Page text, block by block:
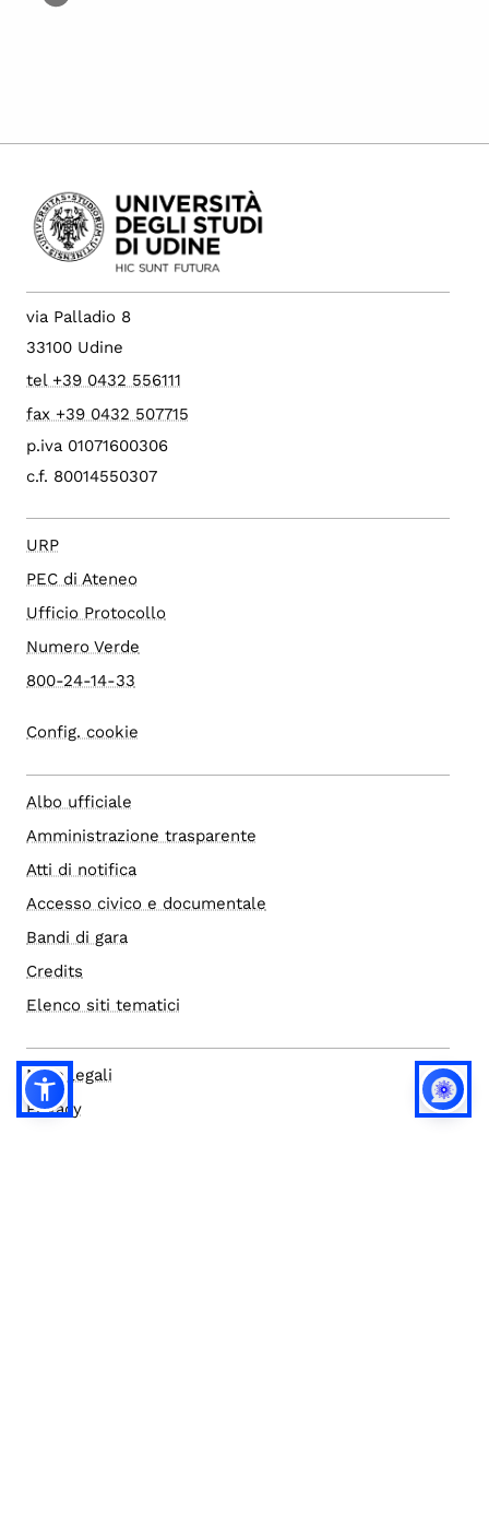
via Palladio 8
33100 Udine
tel +39 0432 556111
fax +39 0432 507715
p.iva 01071600306
c.f. 80014550307
URP
PEC di Ateneo
Ufficio Protocollo
Numero Verde
800-24-14-33
Config. cookie
Albo ufficiale
Amministrazione trasparente
Atti di notifica
Accesso civico e documentale
Bandi di gara
Credits
Elenco siti tematici
Note legali
Privacy